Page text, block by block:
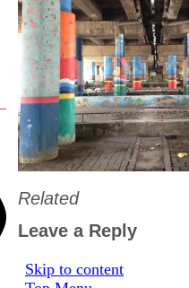
Related
Leave a Reply